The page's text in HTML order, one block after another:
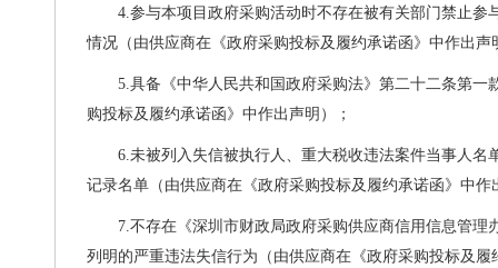
4.参与本项目政府采购活动时不存在被有关部门禁止参
情况（由供应商在《政府采购投标及履约承诺函》中作出声
5.具备《中华人民共和国政府采购法》第二十二条第一
购投标及履约承诺函》中作出声明）；
6.未被列入失信被执行人、重大税收违法案件当事人名
记录名单（由供应商在《政府采购投标及履约承诺函》中作
7.不存在《深圳市财政局政府采购供应商信用信息管理
列明的严重违法失信行为（由供应商在《政府采购投标及